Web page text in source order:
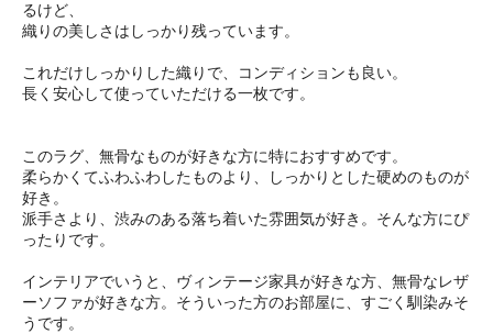
るけど、
織りの美しさはしっかり残っています。
これだけしっかりした織りで、コンディションも良い。
長く安心して使っていただける一枚です。
このラグ、無骨なものが好きな方に特におすすめです。
柔らかくてふわふわしたものより、しっかりとした硬めのものが
好き。
派手さより、渋みのある落ち着いた雰囲気が好き。そんな方にぴ
ったりです。
インテリアでいうと、ヴィンテージ家具が好きな方、無骨なレザ
ーソファが好きな方。そういった方のお部屋に、すごく馴染みそ
うです。